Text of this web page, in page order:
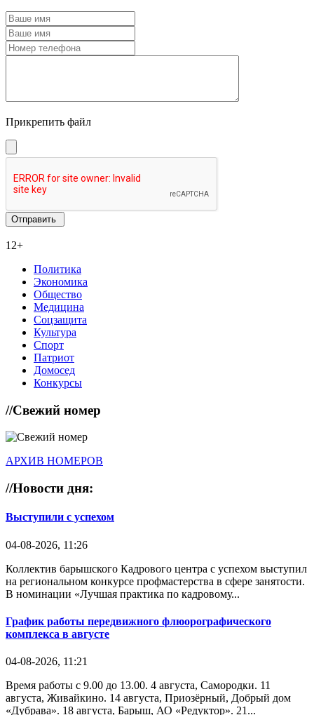
Прикрепить файл
12+
Политика
Экономика
Общество
Медицина
Соцзащита
Культура
Спорт
Патриот
Домосед
Конкурсы
//Свежий номер
АРХИВ НОМЕРОВ
//Новости дня:
Выступили с успехом
04-08-2026, 11:26
Коллектив барышского Кадрового центра с успехом выступил
на региональном конкурсе профмастерства в сфере занятости.
В номинации «Лучшая практика по кадровому...
График работы передвижного флюорографического
комплекса в августе
04-08-2026, 11:21
Время работы с 9.00 до 13.00. 4 августа, Самородки. 11
августа, Живайкино. 14 августа, Приозёрный, Добрый дом
«Дубрава». 18 августа, Барыш, АО «Редуктор». 21...